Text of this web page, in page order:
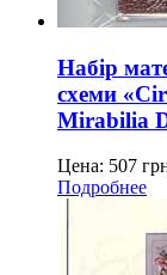
Набір
схеми
Mirabilia
Цена: 507
Подробнее